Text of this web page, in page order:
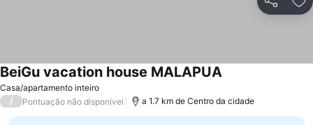
Partilhar
Casa/apartamento inteiro
BeiGu vacation house MALAPUAVer preços
/ Pontuação não disponível a 1.7 km de Centro da cidade